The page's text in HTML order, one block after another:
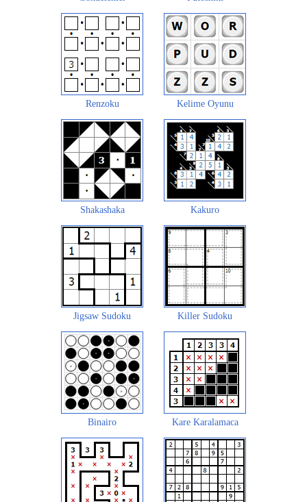
Renzoku Kelime Oyunu
Shakashaka Kakuro
Jigsaw Sudoku Killer Sudoku
Binairo Kare Karalamaca